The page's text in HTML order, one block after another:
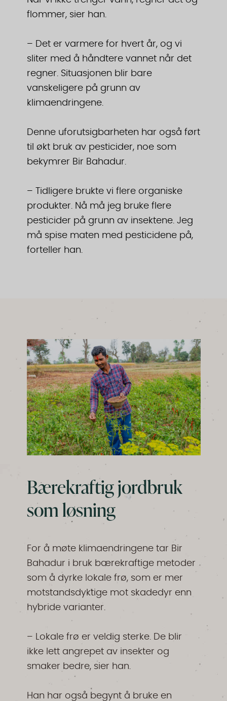
flommer, sier han.
– Det er varmere for hvert år, og vi
sliter med å håndtere vannet når det
regner. Situasjonen blir bare
vanskeligere på grunn av
klimaendringene.
Denne uforutsigbarheten har også ført
til økt bruk av pesticider, noe som
bekymrer Bir Bahadur.
– Tidligere brukte vi flere organiske
produkter. Nå må jeg bruke flere
pesticider på grunn av insektene. Jeg
må spise maten med pesticidene på,
forteller han.
Bærekraftig jordbruk
som løsning
For å møte klimaendringene tar Bir
Bahadur i bruk bærekraftige metoder
som å dyrke lokale frø, som er mer
motstandsdyktige mot skadedyr enn
hybride varianter.
– Lokale frø er veldig sterke. De blir
ikke lett angrepet av insekter og
smaker bedre, sier han.
Han har også begynt å bruke en